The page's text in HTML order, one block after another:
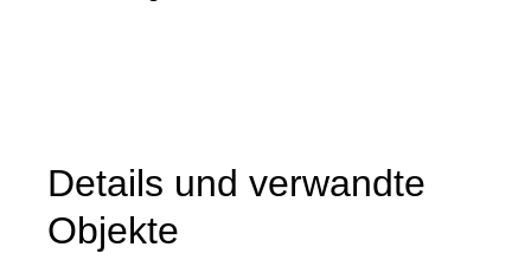
Details und verwandte
Objekte